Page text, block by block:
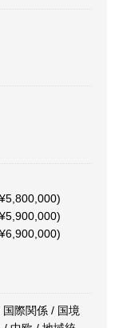
際関係 / 国境